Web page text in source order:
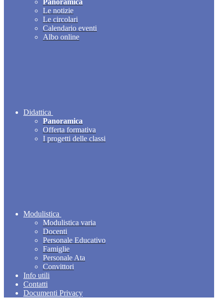
Panoramica
Le notizie
Le circolari
Calendario eventi
Albo online
Didattica
Panoramica
Offerta formativa
I progetti delle classi
Modulistica
Modulistica varia
Docenti
Personale Educativo
Famiglie
Personale Ata
Convittori
Info utili
Contatti
Documenti Privacy